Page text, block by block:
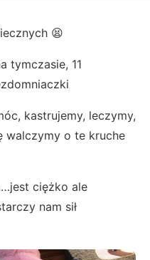
😫
tymczasie, 11
kastrujemy, leczymy,
walczymy o te kruche
ciężko ale
nam sił